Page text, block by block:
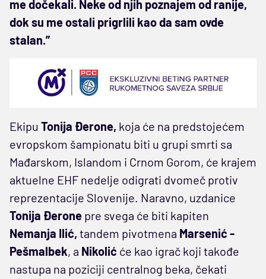
me dočekali. Neke od njih poznajem od ranije,
dok su me ostali prigrlili kao da sam ovde
stalan.”
Ekipu Tonija Đerone, koja će na predstojećem
evropskom šampionatu biti u grupi smrti sa
Mađarskom, Islandom i Crnom Gorom, će krajem
aktuelne EHF nedelje odigrati dvomeč protiv
reprezentacije Slovenije. Naravno, uzdanice
Tonija Đerone pre svega će biti kapiten
Nemanja Ilić, tandem pivotmena Marsenić -
Pešmalbek, a Nikolić će kao igrač koji takođe
nastupa na poziciji centralnog beka, čekati